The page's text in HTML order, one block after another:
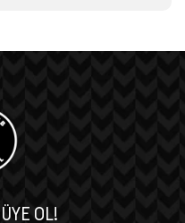
OL!